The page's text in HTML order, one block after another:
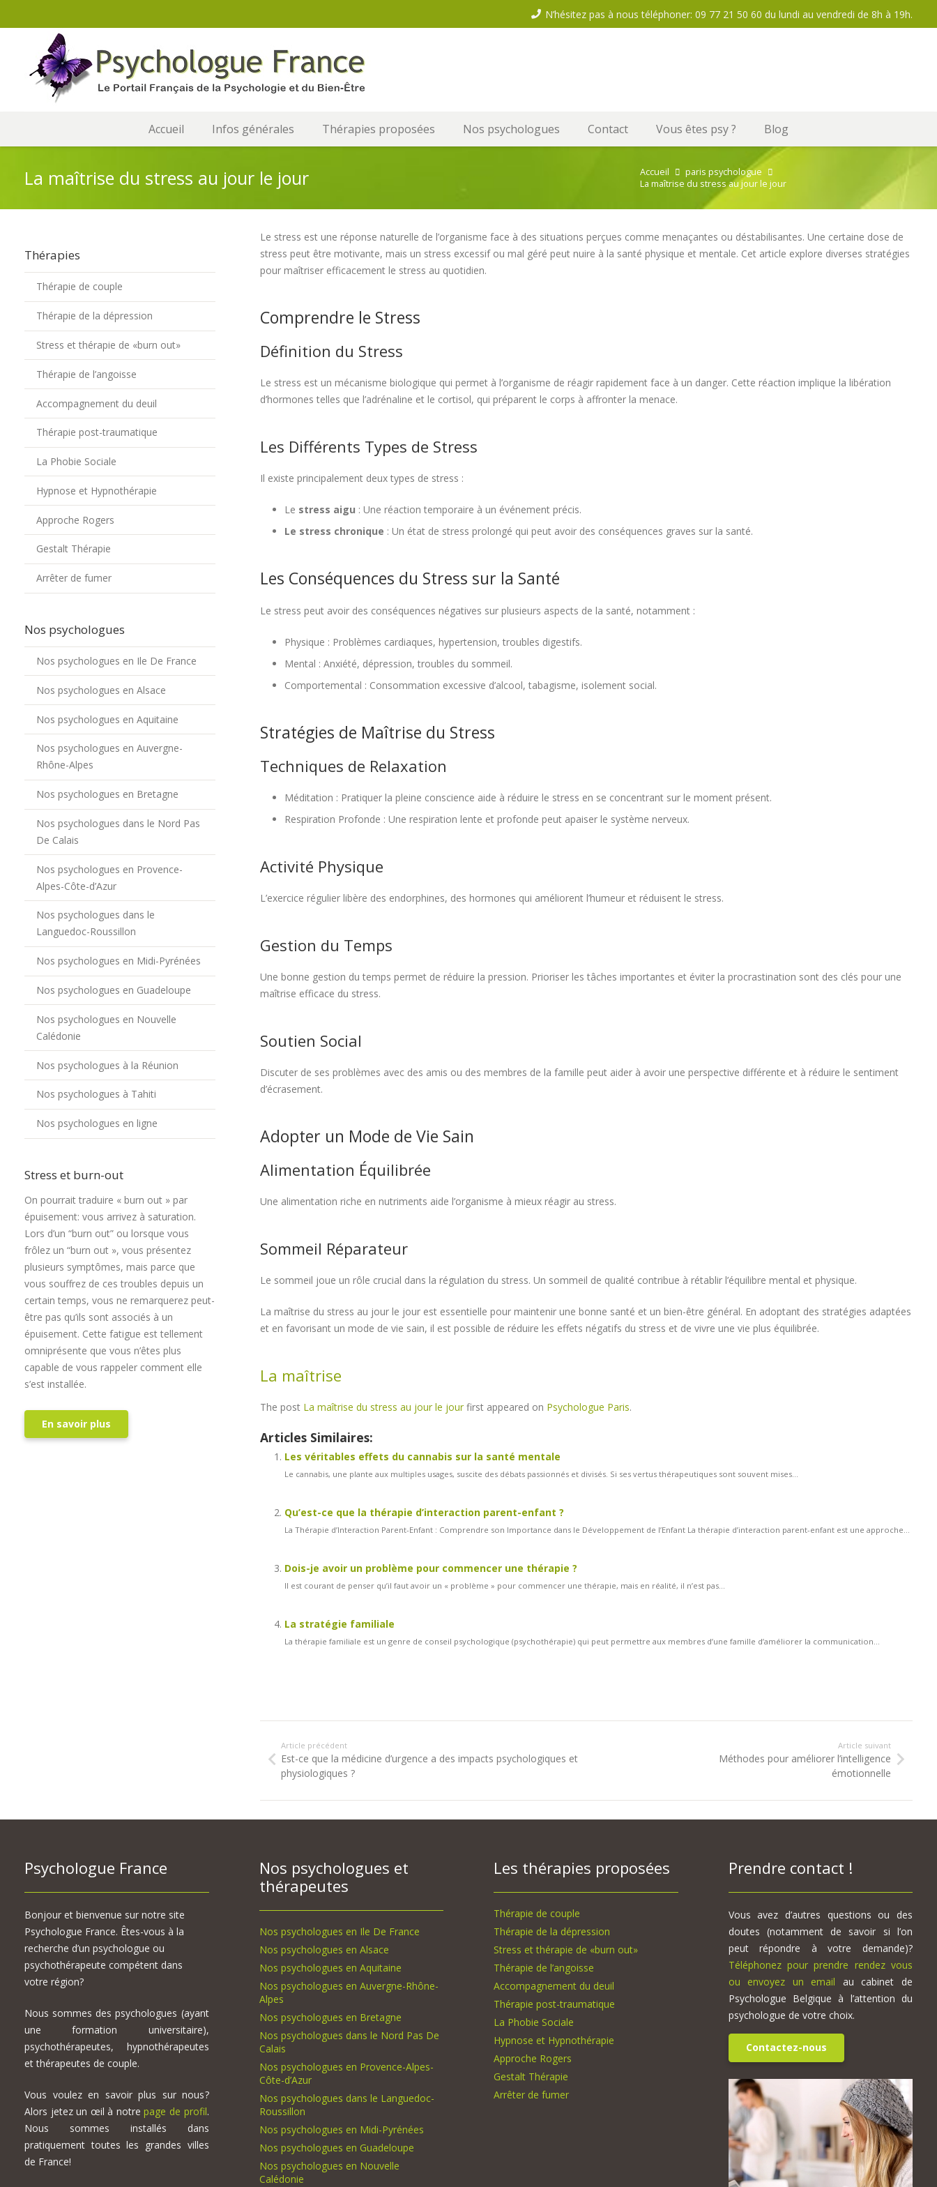
N’hésitez pas à nous téléphoner: 09 77 21 50 60 du lundi au vendredi de 8h à 19h.
Accueil Infos générales Thérapies proposées Nos psychologues Contact Vous êtes psy ? Blog
La maîtrise du stress au jour le jour Accueil
paris psychologue
La maîtrise du stress au jour le jour
Le stress est une réponse naturelle de l’organisme face à des situations perçues comme menaçantes ou déstabilisantes. Une certaine dose de
stress peut être motivante, mais un stress excessif ou mal géré peut nuire à la santé physique et mentale. Cet article explore diverses stratégies
pour maîtriser efficacement le stress au quotidien.
Comprendre le Stress
Définition du Stress
Le stress est un mécanisme biologique qui permet à l’organisme de réagir rapidement face à un danger. Cette réaction implique la libération
d’hormones telles que l’adrénaline et le cortisol, qui préparent le corps à affronter la menace.
Les Différents Types de Stress
Il existe principalement deux types de stress :
Le stress aigu : Une réaction temporaire à un événement précis.
Le stress chronique : Un état de stress prolongé qui peut avoir des conséquences graves sur la santé.
Les Conséquences du Stress sur la Santé
Le stress peut avoir des conséquences négatives sur plusieurs aspects de la santé, notamment :
Physique : Problèmes cardiaques, hypertension, troubles digestifs.
Mental : Anxiété, dépression, troubles du sommeil.
Comportemental : Consommation excessive d’alcool, tabagisme, isolement social.
Stratégies de Maîtrise du Stress
Techniques de Relaxation
Méditation : Pratiquer la pleine conscience aide à réduire le stress en se concentrant sur le moment présent.
Respiration Profonde : Une respiration lente et profonde peut apaiser le système nerveux.
Activité Physique
L’exercice régulier libère des endorphines, des hormones qui améliorent l’humeur et réduisent le stress.
Gestion du Temps
Une bonne gestion du temps permet de réduire la pression. Prioriser les tâches importantes et éviter la procrastination sont des clés pour une
maîtrise efficace du stress.
Soutien Social
Discuter de ses problèmes avec des amis ou des membres de la famille peut aider à avoir une perspective différente et à réduire le sentiment
d’écrasement.
Adopter un Mode de Vie Sain
Alimentation Équilibrée
Une alimentation riche en nutriments aide l’organisme à mieux réagir au stress.
Sommeil Réparateur
Le sommeil joue un rôle crucial dans la régulation du stress. Un sommeil de qualité contribue à rétablir l’équilibre mental et physique.
La maîtrise du stress au jour le jour est essentielle pour maintenir une bonne santé et un bien-être général. En adoptant des stratégies adaptées
et en favorisant un mode de vie sain, il est possible de réduire les effets négatifs du stress et de vivre une vie plus équilibrée.
La maîtrise
The post La maîtrise du stress au jour le jourfirst appeared on Psychologue Paris.
Articles Similaires:
Les véritables effets du cannabis sur la santé mentale
Le cannabis, une plante aux multiples usages, suscite des débats passionnés et divisés. Si ses vertus thérapeutiques sont souvent mises...
Qu’est-ce que la thérapie d’interaction parent-enfant ?
La Thérapie d’Interaction Parent-Enfant : Comprendre son Importance dans le Développement de l’Enfant La thérapie d’interaction parent-enfant est une approche...
Dois-je avoir un problème pour commencer une thérapie ?
Il est courant de penser qu’il faut avoir un « problème » pour commencer une thérapie, mais en réalité, il n’est pas...
La stratégie familiale
La thérapie familiale est un genre de conseil psychologique (psychothérapie) qui peut permettre aux membres d’une famille d’améliorer la communication...
Article précédent
Est-ce que la médicine d’urgence a des impacts psychologiques et
physiologiques ?
Article suivant
Méthodes pour améliorer l’intelligence
émotionnelle
Thérapies
Thérapie de couple
Thérapie de la dépression
Stress et thérapie de «burn out»
Thérapie de l’angoisse
Accompagnement du deuil
Thérapie post-traumatique
La Phobie Sociale
Hypnose et Hypnothérapie
Approche Rogers
Gestalt Thérapie
Arrêter de fumer
Nos psychologues
Nos psychologues en Ile De France
Nos psychologues en Alsace
Nos psychologues en Aquitaine
Nos psychologues en Auvergne-
Rhône-Alpes
Nos psychologues en Bretagne
Nos psychologues dans le Nord Pas
De Calais
Nos psychologues en Provence-
Alpes-Côte-d’Azur
Nos psychologues dans le
Languedoc-Roussillon
Nos psychologues en Midi-Pyrénées
Nos psychologues en Guadeloupe
Nos psychologues en Nouvelle
Calédonie
Nos psychologues à la Réunion
Nos psychologues à Tahiti
Nos psychologues en ligne
Stress et burn-out
On pourrait traduire « burn out » par
épuisement: vous arrivez à saturation.
Lors d’un “burn out” ou lorsque vous
frôlez un “burn out », vous présentez
plusieurs symptômes, mais parce que
vous souffrez de ces troubles depuis un
certain temps, vous ne remarquerez peut-
être pas qu’ils sont associés à un
épuisement. Cette fatigue est tellement
omniprésente que vous n’êtes plus
capable de vous rappeler comment elle
s’est installée.
En savoir plus
Psychologue France
Bonjour et bienvenue sur notre site
Psychologue France. Êtes-vous à la
recherche d’un psychologue ou
psychothérapeute compétent dans
votre région?
Nous sommes des psychologues (ayant
une formation universitaire),
psychothérapeutes, hypnothérapeutes
et thérapeutes de couple.
Vous voulez en savoir plus sur nous?
Alors jetez un œil à notrepage de profil.
Nous sommes installés dans
pratiquement toutes les grandes villes
de France!
Nos psychologues et
thérapeutes
Nos psychologues en Ile De France
Nos psychologues en Alsace
Nos psychologues en Aquitaine
Nos psychologues en Auvergne-Rhône-
Alpes
Nos psychologues en Bretagne
Nos psychologues dans le Nord Pas De
Calais
Nos psychologues en Provence-Alpes-
Côte-d’Azur
Nos psychologues dans le Languedoc-
Roussillon
Nos psychologues en Midi-Pyrénées
Nos psychologues en Guadeloupe
Nos psychologues en Nouvelle
Calédonie
Les thérapies proposées
Thérapie de couple
Thérapie de la dépression
Stress et thérapie de «burn out»
Thérapie de l’angoisse
Accompagnement du deuil
Thérapie post-traumatique
La Phobie Sociale
Hypnose et Hypnothérapie
Approche Rogers
Gestalt Thérapie
Arrêter de fumer
Prendre contact !
Vous avez d’autres questions ou des
doutes (notamment de savoir si l’on
peut répondre à votre demande)?
Téléphonez pour prendre rendez vous
ou envoyez un email au cabinet de
Psychologue Belgique à l’attention du
psychologue de votre choix.
Contactez-nous